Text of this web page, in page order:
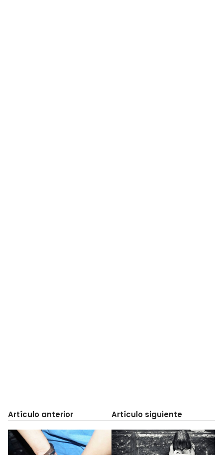
Artículo anterior Artículo siguiente